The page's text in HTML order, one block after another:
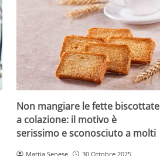
Non mangiare le fette biscottate
a colazione: il motivo è
serissimo e sconosciuto a molti
Mattia Senese 30 Ottobre 2025